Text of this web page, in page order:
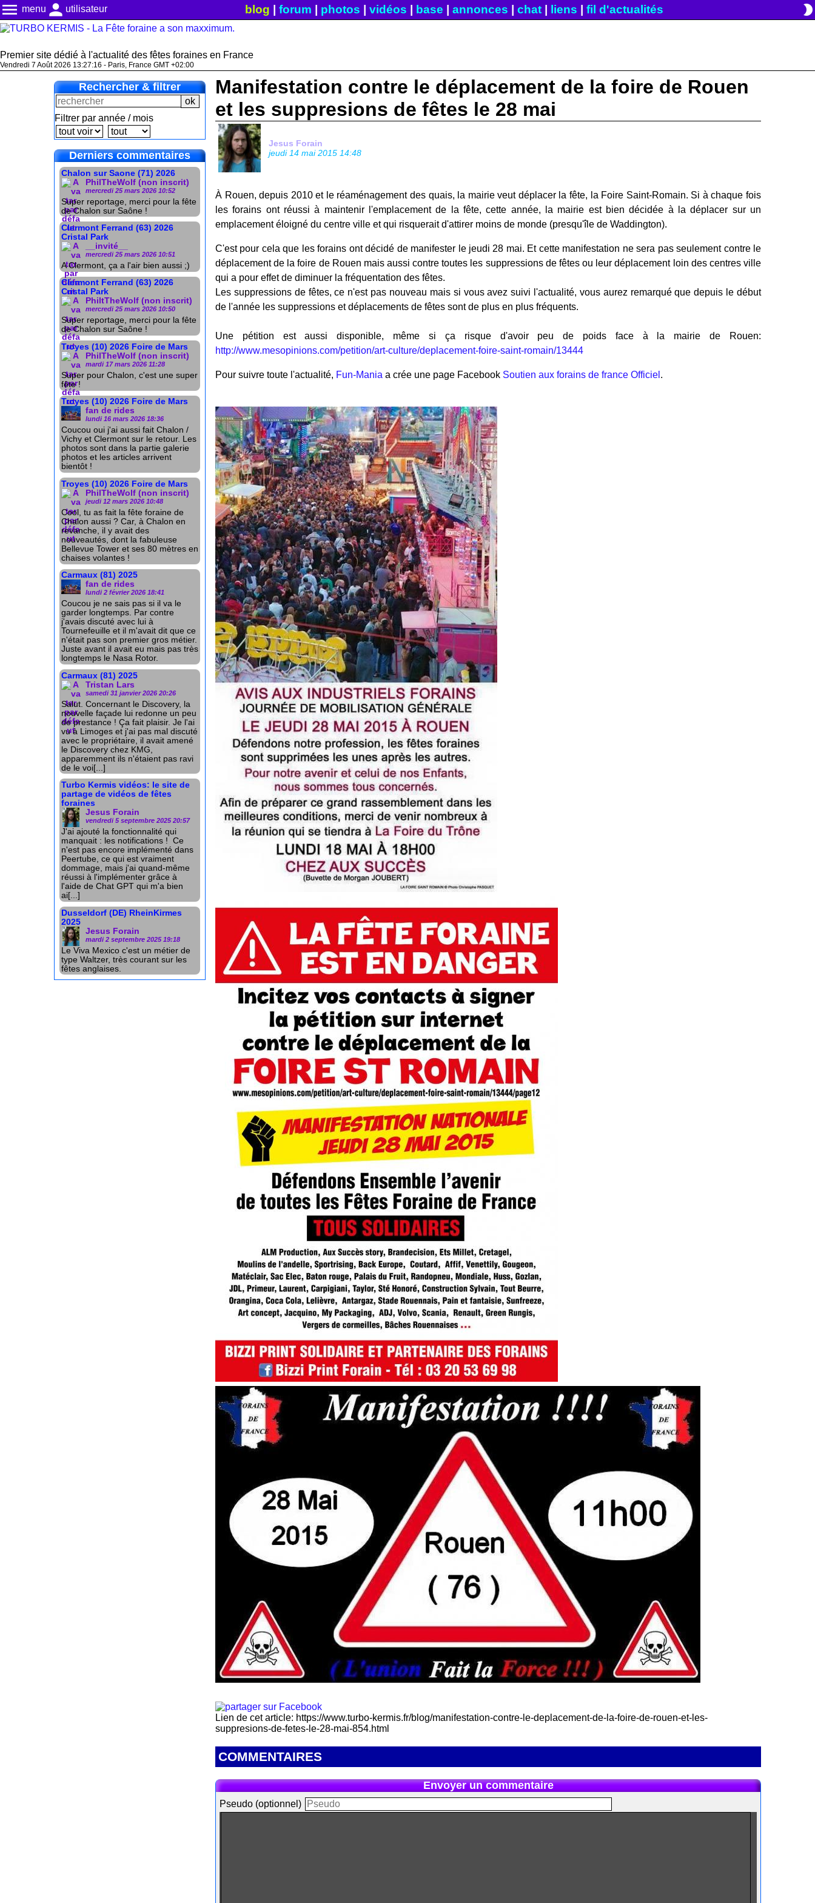
menu menu person utilisateur blog forum photos vidéos base annonces chat| liens fil d'actualités brightness_2
Premier site dédié à l'actualité des fêtes foraines en France
Vendredi 7 Août 2026 13:27:18 - Paris, France GMT +02:00
Rechercher & filtrer
Filtrer par année / mois
Derniers commentaires
Chalon sur Saone (71) 2026
PhilTheWolf (non inscrit)
mercredi 25 mars 2026 10:52
Super reportage, merci pour la fête
de Chalon sur Saône !
Clermont Ferrand (63) 2026
Cristal Park
__invité__
mercredi 25 mars 2026 10:51
A Clermont, ça a l'air bien aussi ;)
Clermont Ferrand (63) 2026
Cristal Park
PhiltTheWolf (non inscrit)
mercredi 25 mars 2026 10:50
Super reportage, merci pour la fête
de Chalon sur Saône !
Troyes (10) 2026 Foire de Mars
PhilTheWolf (non inscrit)
mardi 17 mars 2026 11:28
Super pour Chalon, c'est une super
fête !
Troyes (10) 2026 Foire de Mars
fan de rides
lundi 16 mars 2026 18:36
Coucou oui j'ai aussi fait Chalon /
Vichy et Clermont sur le retour. Les
photos sont dans la partie galerie
photos et les articles arrivent
bientôt !
Troyes (10) 2026 Foire de Mars
PhilTheWolf (non inscrit)
jeudi 12 mars 2026 10:48
Cool, tu as fait la fête foraine de
Chalon aussi ? Car, à Chalon en
revanche, il y avait des
nouveautés, dont la fabuleuse
Bellevue Tower et ses 80 mètres en
chaises volantes !
Carmaux (81) 2025
fan de rides
lundi 2 février 2026 18:41
Coucou je ne sais pas si il va le
garder longtemps. Par contre
j'avais discuté avec lui à
Tournefeuille et il m'avait dit que ce
n'était pas son premier gros métier.
Juste avant il avait eu mais pas très
longtemps le Nasa Rotor.
Carmaux (81) 2025
Tristan Lars
samedi 31 janvier 2026 20:26
Salut. Concernant le Discovery, la
nouvelle façade lui redonne un peu
de prestance ! Ça fait plaisir. Je l'ai
vu à Limoges et j'ai pas mal discuté
avec le propriétaire, il avait amené
le Discovery chez KMG,
apparemment ils n'étaient pas ravi
de le voi[...]
Turbo Kermis vidéos: le site de
partage de vidéos de fêtes
foraines
Jesus Forain
vendredi 5 septembre 2025 20:57
J'ai ajouté la fonctionnalité qui
manquait : les notifications ! Ce
n'est pas encore implémenté dans
Peertube, ce qui est vraiment
dommage, mais j'ai quand-même
réussi à l'implémenter grâce à
l'aide de Chat GPT qui m'a bien
ai[...]
Dusseldorf (DE) RheinKirmes
2025
Jesus Forain
mardi 2 septembre 2025 19:18
Le Viva Mexico c'est un métier de
type Waltzer, très courant sur les
fêtes anglaises.
Manifestation contre le déplacement de la foire de Rouen
et les suppresions de fêtes le 28 mai
Jesus Forain
jeudi 14 mai 2015 14:48
À Rouen, depuis 2010 et le réaménagement des quais, la mairie veut déplacer la fête, la Foire Saint-Romain. Si à chaque fois
les forains ont réussi à maintenir l'emplacement de la fête, cette année, la mairie est bien décidée à la déplacer sur un
emplacement éloigné du centre ville et qui risquerait d'attirer moins de monde (presqu'île de Waddington).
C'est pour cela que les forains ont décidé de manifester le jeudi 28 mai. Et cette manifestation ne sera pas seulement contre le
déplacement de la foire de Rouen mais aussi contre toutes les suppressions de fêtes ou leur déplacement loin des centres ville
qui a pour effet de diminuer la fréquentation des fêtes.
Les suppressions de fêtes, ce n'est pas nouveau mais si vous avez suivi l'actualité, vous aurez remarqué que depuis le début
de l'année les suppressions et déplacements de fêtes sont de plus en plus fréquents.
Une pétition est aussi disponible, même si ça risque d'avoir peu de poids face à la mairie de Rouen:
http://www.mesopinions.com/petition/art-culture/deplacement-foire-saint-romain/13444
Pour suivre toute l'actualité, Fun-Mania a crée une page Facebook Soutien aux forains de france Officiel .
Lien de cet article: https://www.turbo-kermis.fr/blog/manifestation-contre-le-deplacement-de-la-foire-de-rouen-et-les-
suppresions-de-fetes-le-28-mai-854.html
COMMENTAIRES
Envoyer un commentaire
Pseudo (optionnel)